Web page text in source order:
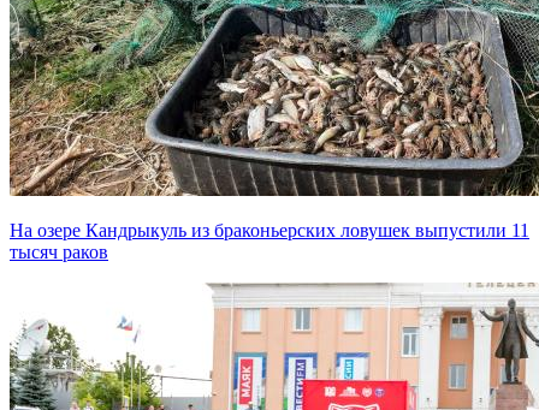
На озере Кандрыкуль из браконьерских ловушек выпустили 11
тысяч раков